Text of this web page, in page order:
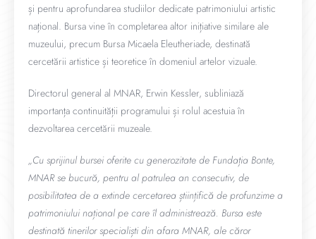
și pentru aprofundarea studiilor dedicate patrimoniului artistic
național. Bursa vine în completarea altor inițiative similare ale
muzeului, precum Bursa Micaela Eleutheriade, destinată
cercetării artistice și teoretice în domeniul artelor vizuale.
Directorul general al MNAR, Erwin Kessler, subliniază
importanța continuității programului și rolul acestuia în
dezvoltarea cercetării muzeale.
„Cu sprijinul bursei oferite cu generozitate de Fundația Bonte,
MNAR se bucură, pentru al patrulea an consecutiv, de
posibilitatea de a extinde cercetarea științifică de profunzime a
patrimoniului național pe care îl administrează. Bursa este
destinată tinerilor specialiști din afara MNAR, ale căror